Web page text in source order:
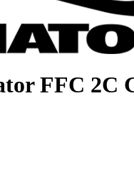
FFC 2C